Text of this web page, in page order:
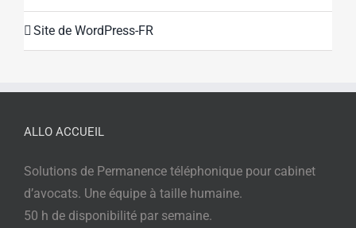
Site de WordPress-FR
ALLO ACCUEIL
Solutions de Permanence téléphonique pour cabinet
d’avocats. Une équipe à taille humaine.
50 h de disponibilité par semaine.